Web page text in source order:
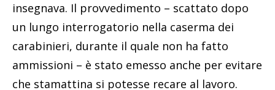
insegnava. Il provvedimento – scattato dopo
un lungo interrogatorio nella caserma dei
carabinieri, durante il quale non ha fatto
ammissioni – è stato emesso anche per evitare
che stamattina si potesse recare al lavoro.